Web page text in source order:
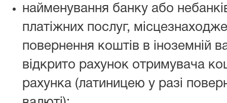
найменування банку або
платіжних послуг,
повернення коштів в іноземній
відкрито рахунок отримувача
рахунка (латиницею у разі